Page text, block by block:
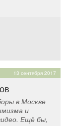
13 сентября 2017
в Москве
и
Ещё бы,